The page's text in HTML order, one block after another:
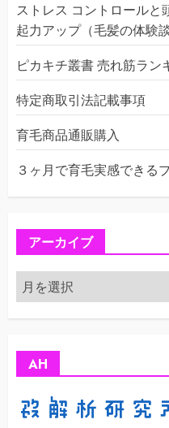
ストレス コントロールと
起力アップ（毛髪の体験談
ピカキチ叢書 売れ筋ラン
特定商取引法記載事項
育毛商品通販購入
３ヶ月で育毛実感できる
アーカイブ
ア
ー
カ
AH